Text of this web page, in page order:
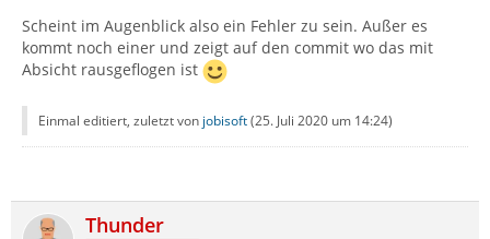
Scheint im Augenblick also ein Fehler zu sein. Außer es
kommt noch einer und zeigt auf den commit wo das mit
Absicht rausgeflogen ist
Einmal editiert, zuletzt von jobisoft(25. Juli 2020 um 14:24)
Thunder